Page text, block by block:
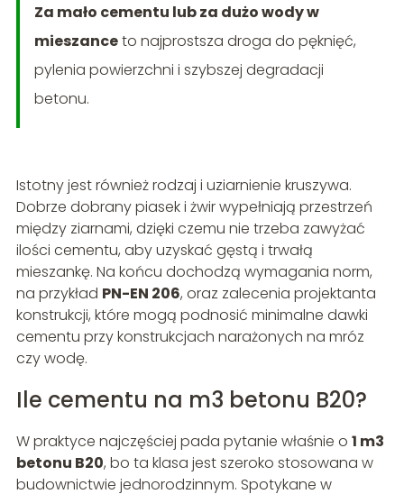
Za mało cementu lub za dużo wody w
mieszanceto najprostsza droga do pęknięć,
pylenia powierzchni i szybszej degradacji
betonu.
Istotny jest również rodzaj i uziarnienie kruszywa.
Dobrze dobrany piasek i żwir wypełniają przestrzeń
między ziarnami, dzięki czemu nie trzeba zawyżać
ilości cementu, aby uzyskać gęstą i trwałą
mieszankę. Na końcu dochodzą wymagania norm,
na przykład PN-EN 206, oraz zalecenia projektanta
konstrukcji, które mogą podnosić minimalne dawki
cementu przy konstrukcjach narażonych na mróz
czy wodę.
Ile cementu na m3 betonu B20?
W praktyce najczęściej pada pytanie właśnie o 1 m3
betonu B20, bo ta klasa jest szeroko stosowana w
budownictwie jednorodzinnym. Spotykane w